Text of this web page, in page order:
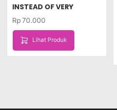
INSTEAD OF VERY
Rp70.000
Lihat Produk